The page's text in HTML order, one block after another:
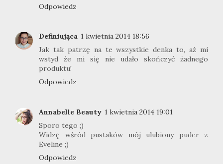
Odpowiedz
Definiująca 1 kwietnia 2014 18:56
Jak tak patrzę na te wszystkie denka to, aż mi
wstyd że mi się nie udało skończyć żadnego
produktu!
Odpowiedz
Annabelle Beauty 1 kwietnia 2014 19:01
Sporo tego ;)
Widzę wśród pustaków mój ulubiony puder z
Eveline ;)
Odpowiedz